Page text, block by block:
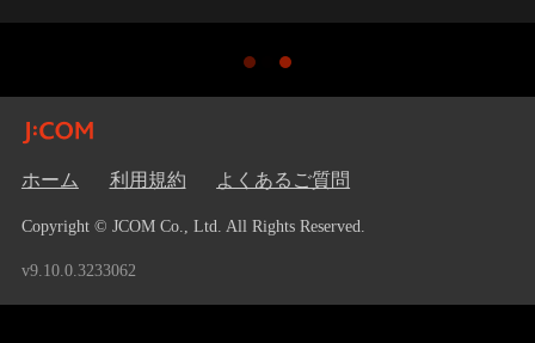
ホーム 利用規約 よくあるご質問
Copyright © JCOM Co., Ltd. All Rights Reserved.
v9.10.0.3233062